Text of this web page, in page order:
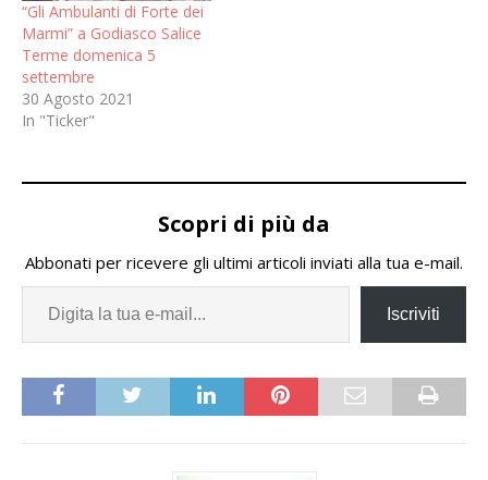
“Gli Ambulanti di Forte dei
Marmi” a Godiasco Salice
Terme domenica 5
settembre
30 Agosto 2021
In "Ticker"
Scopri di più da
Abbonati per ricevere gli ultimi articoli inviati alla tua e-mail.
Iscriviti